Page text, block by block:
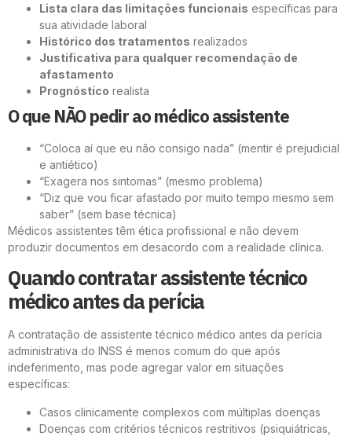
Lista clara das limitações funcionais específicas para
sua atividade laboral
Histórico dos tratamentos realizados
Justificativa para qualquer recomendação de
afastamento
Prognóstico realista
O que NÃO pedir ao médico assistente
“Coloca aí que eu não consigo nada” (mentir é prejudicial
e antiético)
“Exagera nos sintomas” (mesmo problema)
“Diz que vou ficar afastado por muito tempo mesmo sem
saber” (sem base técnica)
Médicos assistentes têm ética profissional e não devem
produzir documentos em desacordo com a realidade clínica.
Quando contratar assistente técnico
médico antes da perícia
A contratação de assistente técnico médico antes da perícia
administrativa do INSS é menos comum do que após
indeferimento, mas pode agregar valor em situações
específicas:
Casos clinicamente complexos com múltiplas doenças
Doenças com critérios técnicos restritivos (psiquiátricas,